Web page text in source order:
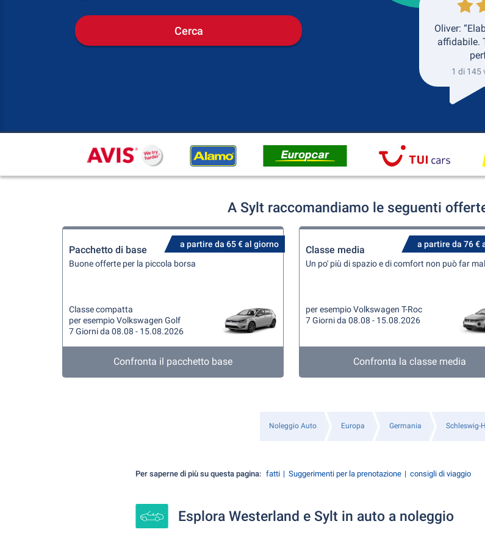
Cerca
Oliver:
affidabile.
1 di 145
A Sylt raccomandiamo le seguenti
a partire da 65 € al giorno
Pacchetto di base
Buone offerte per la piccola borsa
Classe compatta
per esempio Volkswagen Golf
7 Giorni da 08.08 - 15.08.2026
Confronta il pacchetto base
a partire da 76 €
Classe media
Un po' più di spazio e di comfort non può far
per esempio Volkswagen T-Roc
7 Giorni da 08.08 - 15.08.2026
Confronta la classe media
Noleggio Auto Europa Germania Schleswig-
Per saperne di più su questa pagina: fatti Suggerimenti per la prenotazione consigli di viaggio
Esplora Westerland e Sylt in auto a noleggio